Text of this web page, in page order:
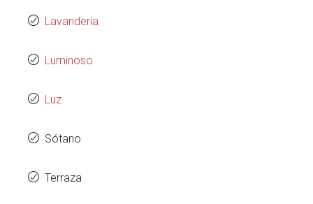
Lavandería
Luminoso
Luz
Sótano
Terraza